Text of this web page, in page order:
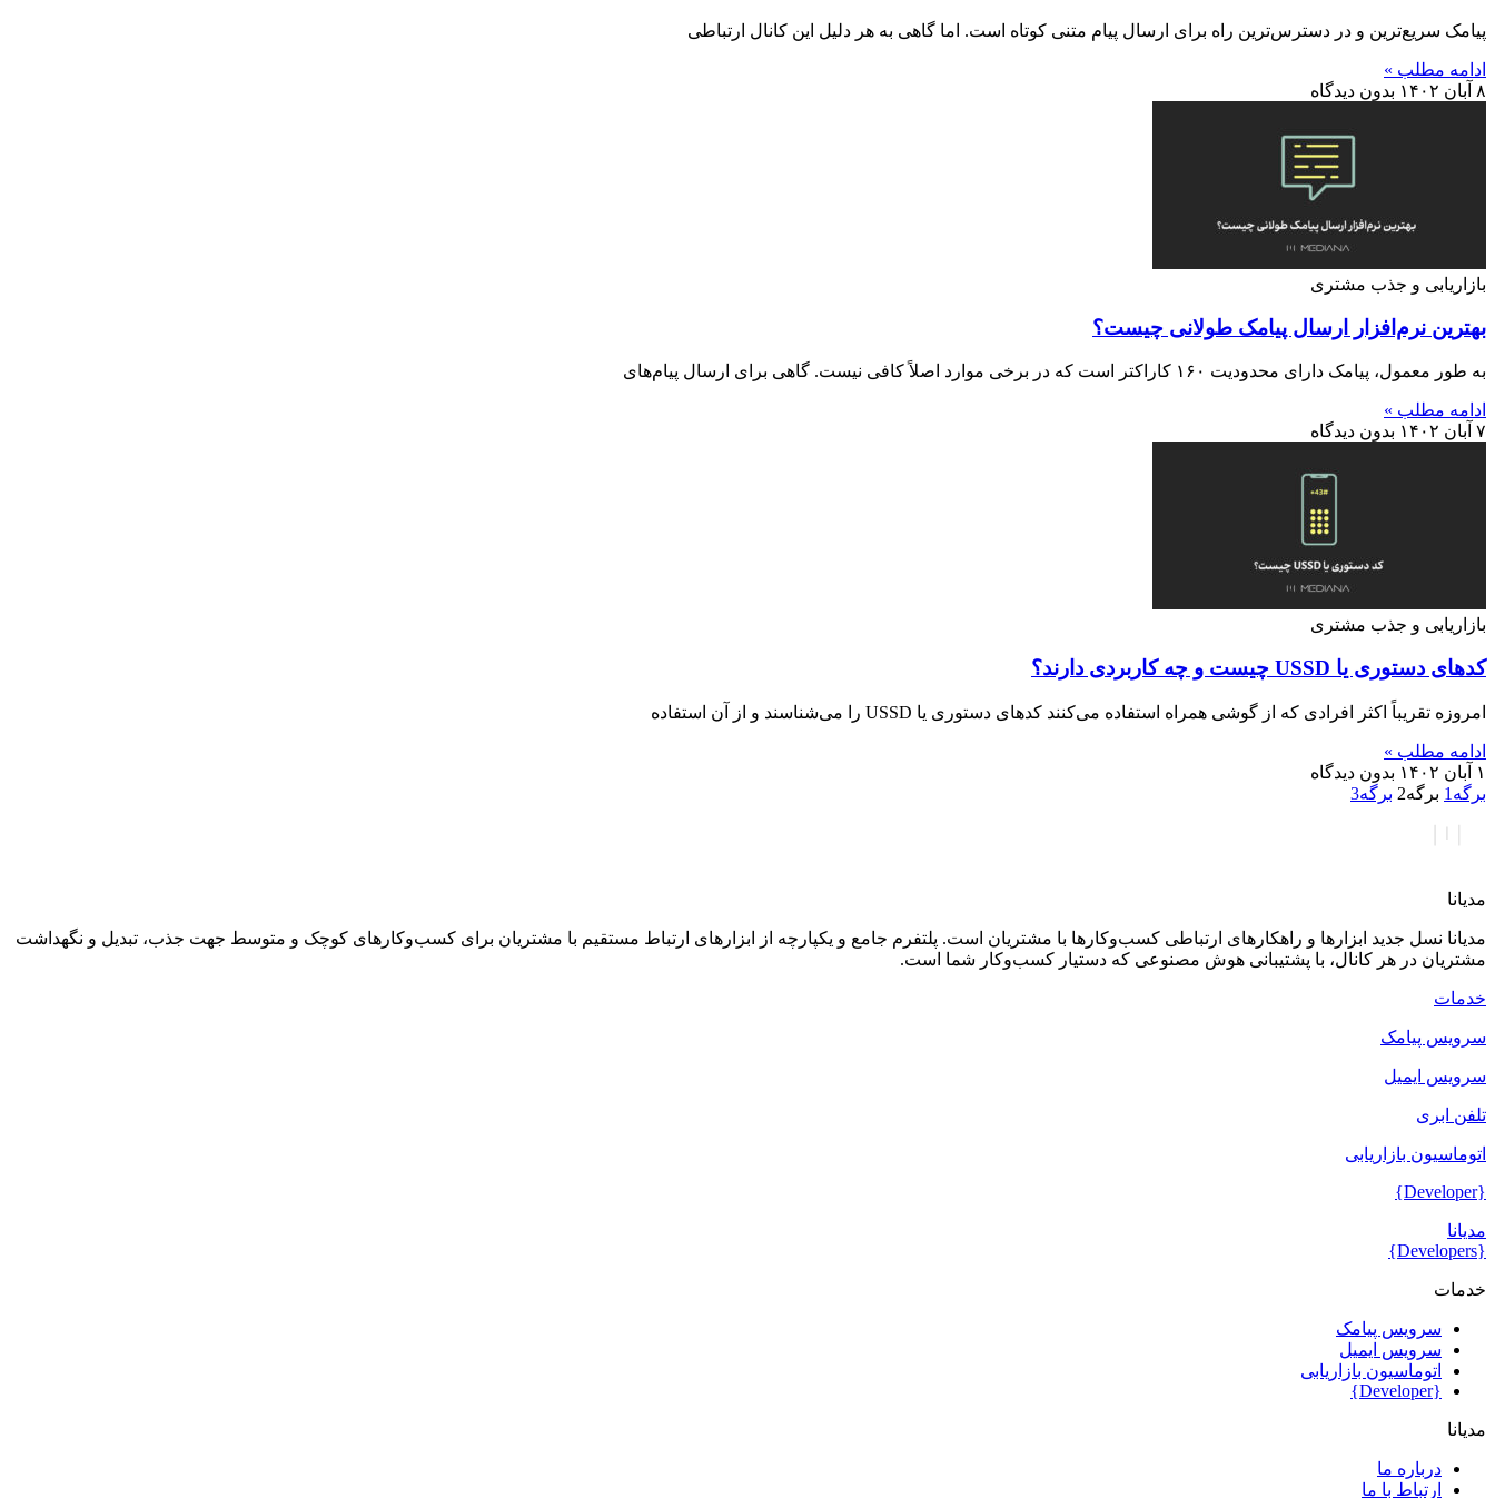
پیامک سریع‌ترین و در دسترس‌ترین راه برای ارسال پیام متنی کوتاه است. اما گاهی به هر دلیل این کانال ارتباطی
ادامه مطلب »
۸ آبان ۱۴۰۲
بدون دیدگاه
بازاریابی و جذب مشتری
بهترین نرم‌افزار ارسال پیامک طولانی چیست؟
به طور معمول، پیامک دارای محدودیت ۱۶۰ کاراکتر است که در برخی موارد اصلاً کافی نیست. گاهی برای ارسال پیام‌های
ادامه مطلب »
۷ آبان ۱۴۰۲
بدون دیدگاه
بازاریابی و جذب مشتری
کدهای دستوری یا USSD چیست و چه کاربردی دارند؟
امروزه تقریباً اکثر افرادی که از گوشی همراه استفاده می‌کنند کدهای دستوری یا USSD را می‌شناسند و از آن استفاده
ادامه مطلب »
۱ آبان ۱۴۰۲
بدون دیدگاه
برگه 1 برگه2 برگه3
مدیانا
مدیانا نسل جدید ابزارها و راهکارهای ارتباطی کسب‌وکارها با مشتریان است. پلتفرم جامع و یکپارچه از ابزارهای ارتباط مستقیم با مشتریان برای کسب‌وکارهای کوچک و متوسط جهت جذب، تبدیل و نگهداشت
مشتریان در هر کانال، با پشتیبانی هوش مصنوعی که دستیار کسب‌وکار شما است.
خدمات
سرویس پیامک
سرویس ایمیل
تلفن ابری
اتوماسیون بازاریابی
{Developer}
مدیانا
{Developers}
خدمات
سرویس پیامک
سرویس ایمیل
اتوماسیون بازاریابی
{Developer}
مدیانا
درباره ما
ارتباط با ما